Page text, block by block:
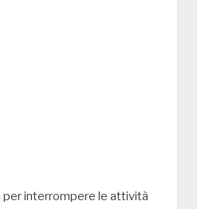
per interrompere le attività